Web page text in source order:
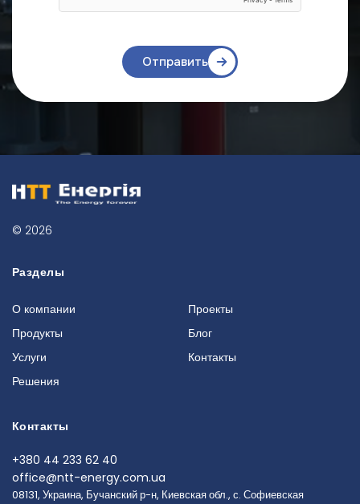
Отправить
© 2026
Разделы
О компании
Продукты
Услуги
Решения
Проекты
Блог
Контакты
Контакты
+380 44 233 62 40
office@ntt-energy.com.ua
08131, Украина, Бучанский р-н, Киевская обл., с. Софиевская